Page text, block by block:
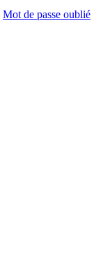
Mot de passe oublié